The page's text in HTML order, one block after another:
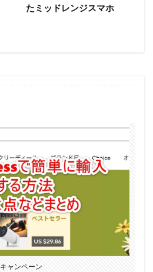
たミッドレンジスマホ
キャンペーン